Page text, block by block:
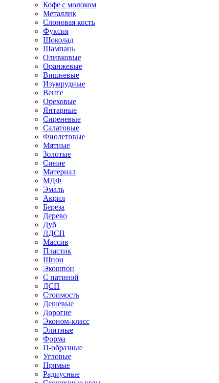
Кофе с молоком
Металлик
Слоновая кость
Фуксия
Шоколад
Шампань
Оливковые
Оранжевые
Вишневые
Изумрудные
Венге
Ореховые
Янтарные
Сиреневые
Салатовые
Фиолетовые
Мятные
Золотые
Синие
Материал
МДФ
Эмаль
Акрил
Береза
Дерево
Дуб
ЛДСП
Массив
Пластик
Шпон
Экошпон
С патиной
ДСП
Стоимость
Дешевые
Дорогие
Эконом-класс
Элитные
Форма
П-образные
Угловые
Прямые
Радиусные